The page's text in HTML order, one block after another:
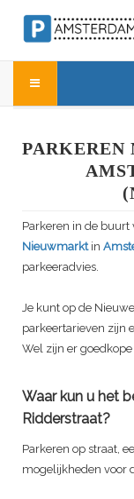
PARKEREN
Parkeren in de buurt
Nieuwmarktin
parkeeradvies.
Je kunt op de
parkeertarieven zijn
Wel zijn er
Waar kun u het
Ridderstraat?
Parkeren op straat,
mogelijkheden voor